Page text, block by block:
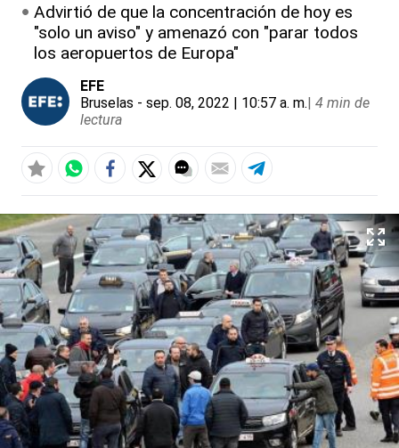
Advirtió de que la concentración de hoy es
"solo un aviso" y amenazó con "parar todos
los aeropuertos de Europa"
EFE
Bruselas - sep. 08, 2022 | 10:57 a. m.| 4 min de
lectura